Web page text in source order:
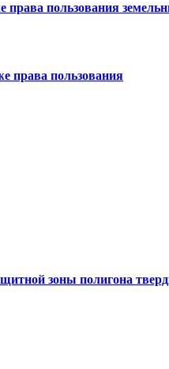
пользования
права пользования
зоны полигона